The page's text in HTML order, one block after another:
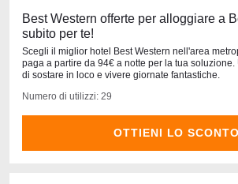
Best Western offerte per alloggiare a
subito per te!
Scegli il miglior hotel Best Western nell'area
paga a partire da 94€ a notte per la tua
di sostare in loco e vivere giornate fantastiche.
Numero di utilizzi: 29
OTTIENI LO SCONTO